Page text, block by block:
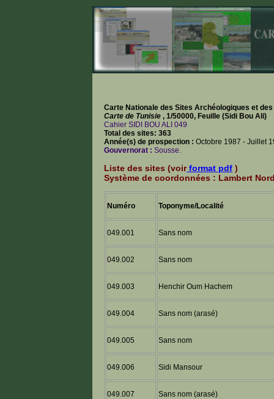
Carte Nationale des Sites Archéologiques et
Carte de Tunisie, 1/50000, Feuille (Sidi Bou Ali)
Cahier SIDI BOU ALI 049
Total des sites: 363
Année(s) de prospection :Octobre 1987 - Juillet
Gouvernorat :Sousse.
Liste des sites (voirformat pdf )
Système de coordonnées : Lambert
Numéro Toponyme/Localité
049.001 Sans nom
049.002 Sans nom
049.003 Henchir Oum Hachem
049.004 Sans nom (arasé)
049.005 Sans nom
049.006 Sidi Mansour
049.007 Sans nom (arasé)